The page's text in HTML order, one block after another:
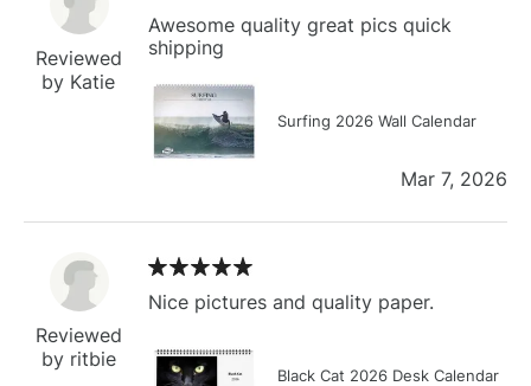
Reviewed
by Katie
Awesome quality great pics quick
shipping
Surfing 2026 Wall Calendar
Mar 7, 2026
Reviewed
by ritbie
Nice pictures and quality paper.
Black Cat 2026 Desk Calendar